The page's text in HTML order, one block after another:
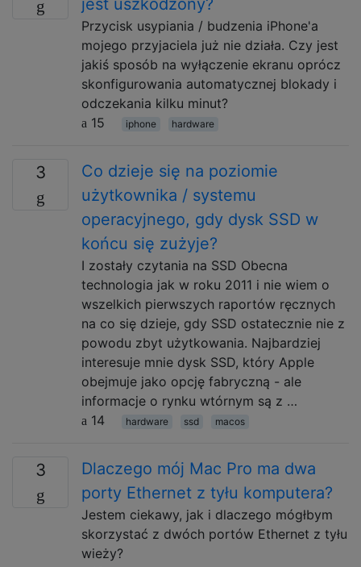
Przycisk usypiania / budzenia iPhone'a
mojego przyjaciela już nie działa. Czy jest
jakiś sposób na wyłączenie ekranu oprócz
skonfigurowania automatycznej blokady i
odczekania kilku minut?
15
iphone hardware
3
Co dzieje się na poziomie
użytkownika / systemu
operacyjnego, gdy dysk SSD w
końcu się zużyje?
I zostały czytania na SSD Obecna
technologia jak w roku 2011 i nie wiem o
wszelkich pierwszych raportów ręcznych
na co się dzieje, gdy SSD ostatecznie nie z
powodu zbyt użytkowania. Najbardziej
interesuje mnie dysk SSD, który Apple
obejmuje jako opcję fabryczną - ale
informacje o rynku wtórnym są z …
14
hardware ssd macos
3
Dlaczego mój Mac Pro ma dwa
porty Ethernet z tyłu komputera?
Jestem ciekawy, jak i dlaczego mógłbym
skorzystać z dwóch portów Ethernet z tyłu
wieży?